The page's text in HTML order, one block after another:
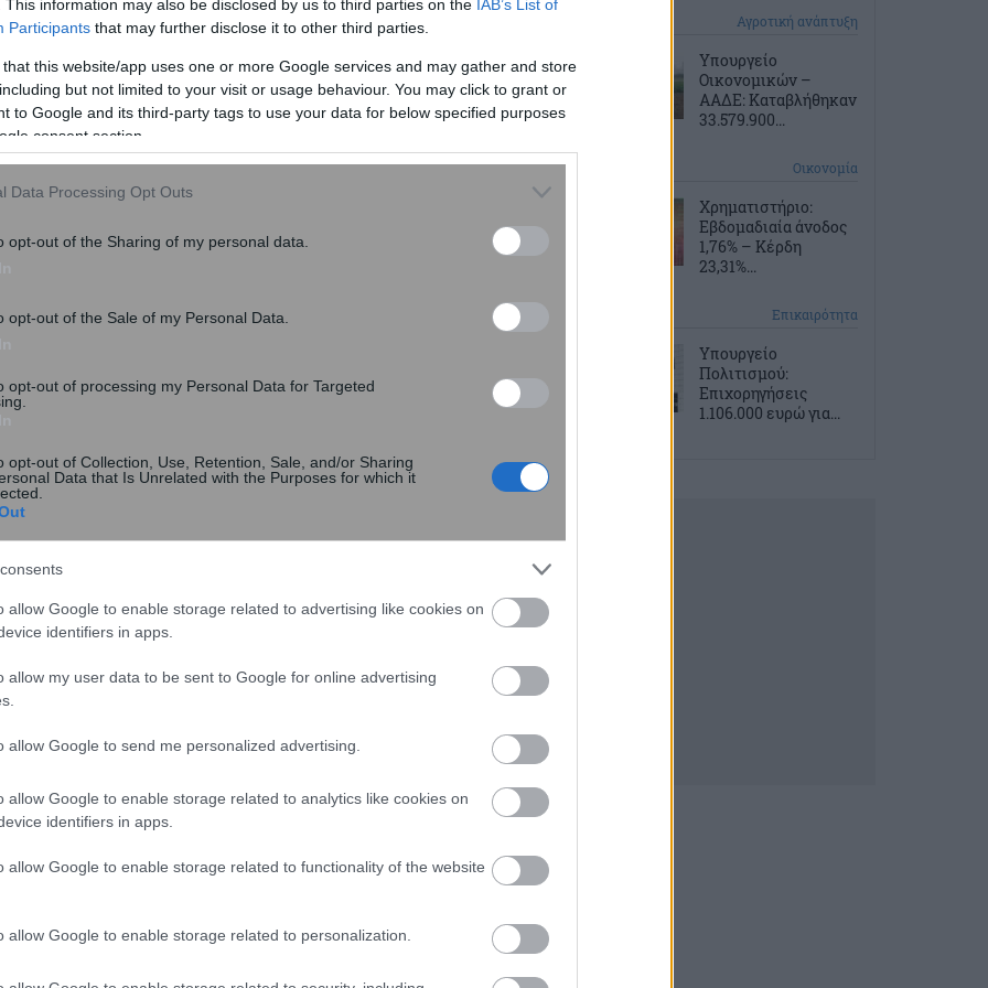
This information may also be disclosed by us to third parties on the IAB’s List of
Participants that may further disclose it to other third parties.
that this website/app uses one or more Google services and may gather and store
but not limited to your visit or usage behaviour. You may click to grant or
to Google and its third-party tags to use your data for below specified purposes
consent section.
Data Processing Opt Outs
opt-out of the Sharing of my personal data.
opt-out of the Sale of my Personal Data.
opt-out of processing my Personal Data for Targeted
opt-out of Collection, Use, Retention, Sale, and/or Sharing
Data that Is Unrelated with the Purposes for which it
allow Google to enable storage related to advertising like cookies on
identifiers in apps.
allow my user data to be sent to Google for online advertising
allow Google to send me personalized advertising.
allow Google to enable storage related to analytics like cookies on
identifiers in apps.
allow Google to enable storage related to functionality of the website
allow Google to enable storage related to personalization.
εκπτώσεις- Πόσα εξοικονομούν
Οκτώ στους δέκα καταναλωτές στην προσπάθειά
τους να εξοικονομήσουν χρήματα, κυνηγούν όλο
και περι...
Καλά ποιοτικά κρασιά σε discounter;
κρασιού στη Γερμανία καταλήγει για πολλούς σε
κάποιο d...
Ανοδικά κινούνται οι ηλεκτρονικές
Ολοένα και περισσότεροι Έλληνες στρέφονται
στα ηλεκτρονικά καταστήματα προκειμένου να
Αγροτική ανάπτυξη
Υπουργείο
Οικονομικών –
ΑΑΔΕ: Καταβλήθηκαν
33.579.900...
10 ώρες πριν Οικονομία
Χρηματιστήριο:
Εβδομαδιαία άνοδος
1,76% – Κέρδη
23,31%...
Επικαιρότητα
Υπουργείο
Πολιτισμού:
Επιχορηγήσεις
1.106.000 ευρώ για...